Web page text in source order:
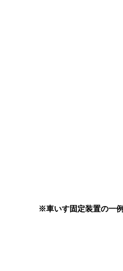
※車いす固定装置の一例